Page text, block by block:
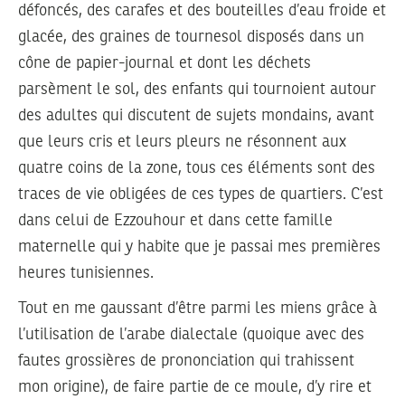
défoncés, des carafes et des bouteilles d’eau froide et
glacée, des graines de tournesol disposés dans un
cône de papier-journal et dont les déchets
parsèment le sol, des enfants qui tournoient autour
des adultes qui discutent de sujets mondains, avant
que leurs cris et leurs pleurs ne résonnent aux
quatre coins de la zone, tous ces éléments sont des
traces de vie obligées de ces types de quartiers. C’est
dans celui de Ezzouhour et dans cette famille
maternelle qui y habite que je passai mes premières
heures tunisiennes.
Tout en me gaussant d’être parmi les miens grâce à
l’utilisation de l’arabe dialectale (quoique avec des
fautes grossières de prononciation qui trahissent
mon origine), de faire partie de ce moule, d’y rire et